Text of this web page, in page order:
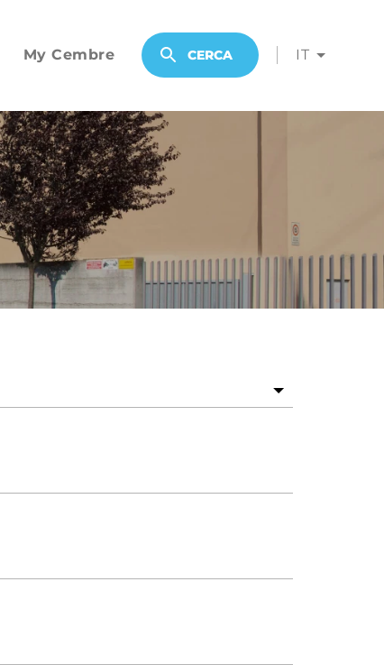
My Cembre CERCA IT